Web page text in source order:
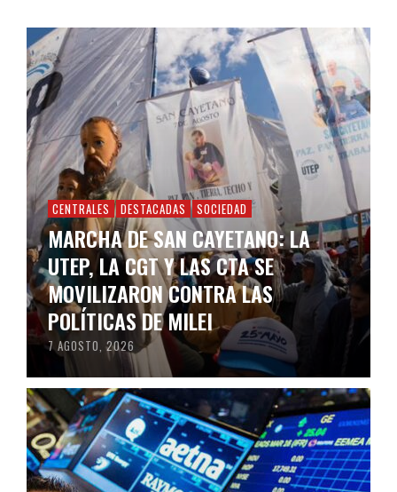
CENTRALES DESTACADAS SOCIEDAD
MARCHA DE SAN CAYETANO: LA
UTEP, LA CGT Y LAS CTA SE
MOVILIZARON CONTRA LAS
POLÍTICAS DE MILEI
7 AGOSTO, 2026